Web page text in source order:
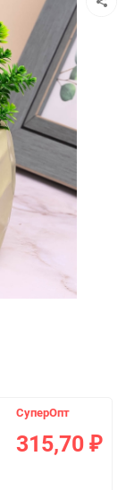
СуперОпт
315,70 ₽